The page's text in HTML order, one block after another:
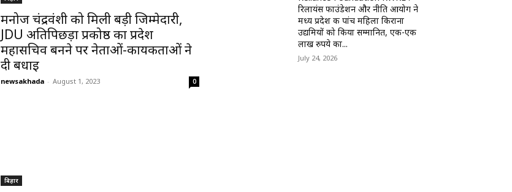
मनोज चंद्रवंशी को मिली बड़ी जिम्मेदारी,
JDU अतिपिछड़ा प्रकोष्ठ का प्रदेश
महासचिव बनने पर नेताओं-कार्यकर्ताओं ने
दी बधाई
newsakhada - August 1, 2023 0
बिहार
रिलायंस फाउंडेशन और नीति आयोग ने
मध्य प्रदेश की पांच महिला किराना
उद्यमियों को किया सम्मानित, एक-एक
लाख रुपये का...
July 24, 2026